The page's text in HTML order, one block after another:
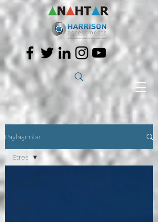
Paylaşımlar
Posts
Öz
Bilinç
Öz
Stres